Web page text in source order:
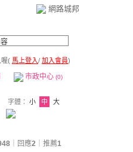
網路城邦
喔( 馬上登入/ 加入會員)
市政中心 (0)
字體： 小 中
大
｜回應2 推薦1